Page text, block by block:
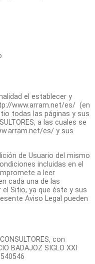
el establecer y
www.arram.net/es/ (en
todas las páginas y sus
a las cuales se
es/ y sus
de Usuario del mismo
incluidas en el
a leer
cada una de las
Sitio, ya que éste y sus
Aviso Legal pueden
con
BADAJOZ SIGLO XXI